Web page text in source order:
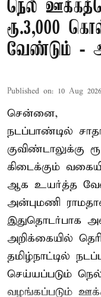
நெல்
ரூ.3,000
வேண்டும் -
Published on: 10 Aug
சென்னை,
நடப்பாண்டில்
குவிண்டாலுக்கு
கிடைக்கும்
ஆக உயர்த்த
அன்புமணி
இதுதொடர்பாக
அறிக்கையில்
தமிழ்நாட்டில்
செய்யப்படும்
வழங்கப்படும்